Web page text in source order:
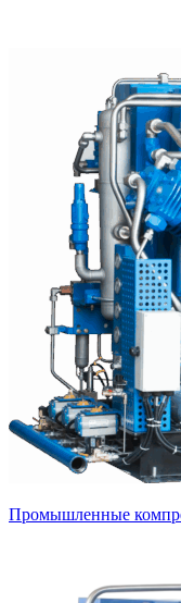
Промышленные